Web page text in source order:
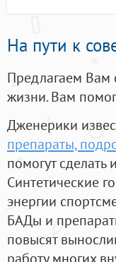
На пути к
Предлагаем Вам
жизни. Вам
Дженерики
препараты,
помогут
Синтетические
энергии
БАДы и
повысят